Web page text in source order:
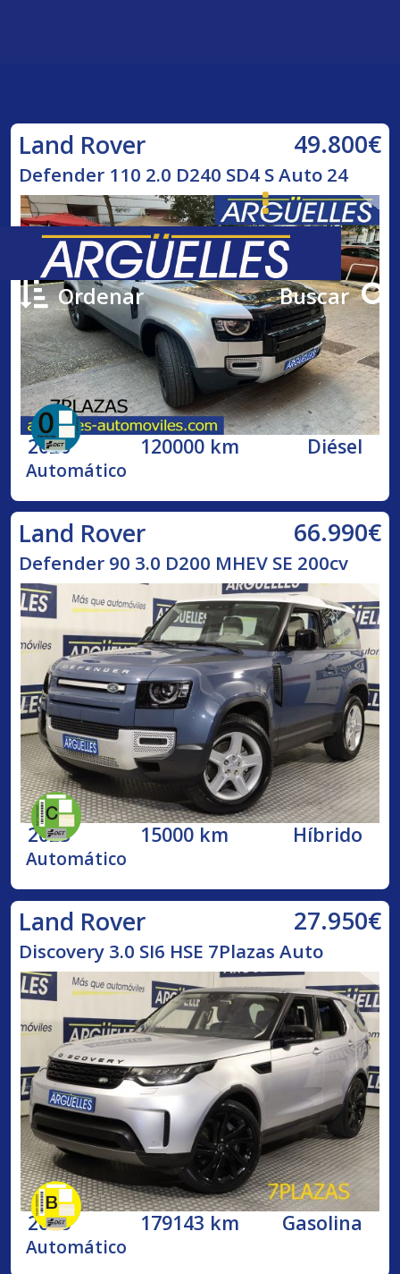
Ordenar Buscar
Land Rover 49.800€
Defender 110 2.0 D240 SD4 S Auto 24
2020 120000 km Diésel
Automático
Land Rover 66.990€
Defender 90 3.0 D200 MHEV SE 200cv
2023 15000 km Híbrido
Automático
Land Rover 27.950€
Discovery 3.0 SI6 HSE 7Plazas Auto
2018 179143 km Gasolina
Automático